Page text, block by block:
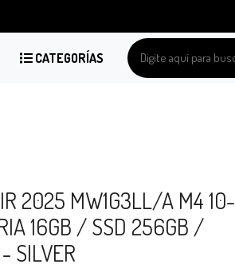
CATEGORÍAS
2025 MW1G3LL/A M4 10-
16GB / SSD 256GB /
SILVER